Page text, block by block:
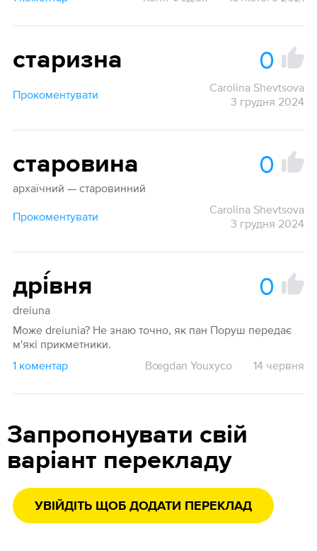
старизна 0
Прокоментувати
Carolina Shevtsova
3 грудня 2024
старовина 0
архаїчний — старовинний
Прокоментувати
Carolina Shevtsova
3 грудня 2024
дрі́вня 0
dreiuna
Може dreiunia? Не знаю точно, як пан Поруш передає
м'які прикметники.
1 коментар
Bœgdan Youxyco 14 червня
Запропонувати свій
варіант перекладу
УВІЙДІТЬ ЩОБ ДОДАТИ ПЕРЕКЛАД